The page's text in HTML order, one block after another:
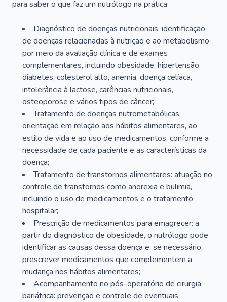
para saber o que faz um nutrólogo na prática:
Diagnóstico de doenças nutricionais: identificação
de doenças relacionadas à nutrição e ao metabolismo
por meio da avaliação clínica e de exames
complementares, incluindo obesidade, hipertensão,
diabetes, colesterol alto, anemia, doença celíaca,
intolerância à lactose, carências nutricionais,
osteoporose e vários tipos de câncer;
Tratamento de doenças nutrometabólicas:
orientação em relação aos hábitos alimentares, ao
estilo de vida e ao uso de medicamentos, conforme a
necessidade de cada paciente e as características da
doença;
Tratamento de transtornos alimentares: atuação no
controle de transtornos como anorexia e bulimia,
incluindo o uso de medicamentos e o tratamento
hospitalar;
Prescrição de medicamentos para emagrecer: a
partir do diagnóstico de obesidade, o nutrólogo pode
identificar as causas dessa doença e, se necessário,
prescrever medicamentos que complementem a
mudança nos hábitos alimentares;
Acompanhamento no pós-operatório de cirurgia
bariátrica: prevenção e controle de eventuais